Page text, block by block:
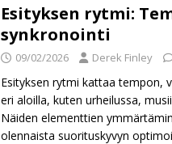
Esityksen rytmi:
synkronointi
09/02/2026 Derek Finley
Esityksen rytmi kattaa tempon,
eri aloilla, kuten urheilussa,
Näiden elementtien
olennaista suorituskyvyn